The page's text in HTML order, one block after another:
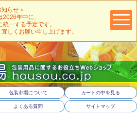
らせ＞
年中に、
統一する予定です。
しくお願い申し上げます。
包装市場について カートの中を見る
よくある質問 サイトマップ